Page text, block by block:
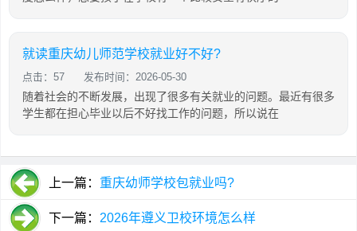
就读重庆幼儿师范学校就业好不好?
点击：57 发布时间：2026-05-30
随着社会的不断发展，出现了很多有关就业的问题。最近有很多
学生都在担心毕业以后不好找工作的问题，所以说在
上一篇： 重庆幼师学校包就业吗?
下一篇： 2026年遵义卫校环境怎么样